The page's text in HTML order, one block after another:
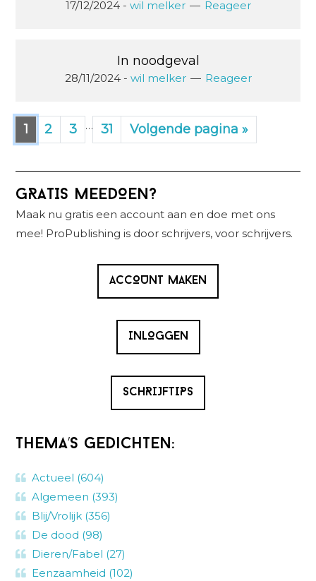
17/12/2024- wil melker Reageer
In noodgeval
28/11/2024- wil melker Reageer
Pagina
1 Pagina
2 Pagina
3
Interim
pagina's
… Pagina
31
Ga
naar
Volgende pagina »
Primaire
Sidebar
GRATIS MEEDOEN?
Maak nu gratis een account aan en doe met ons
mee! ProPublishing is door schrijvers, voor schrijvers.
ACCOUNT MAKEN
INLOGGEN
SCHRIJFTIPS
Thema’s gedichten:
Actueel (604)
Algemeen (393)
Blij/Vrolijk (356)
De dood (98)
Dieren/Fabel (27)
Eenzaamheid (102)